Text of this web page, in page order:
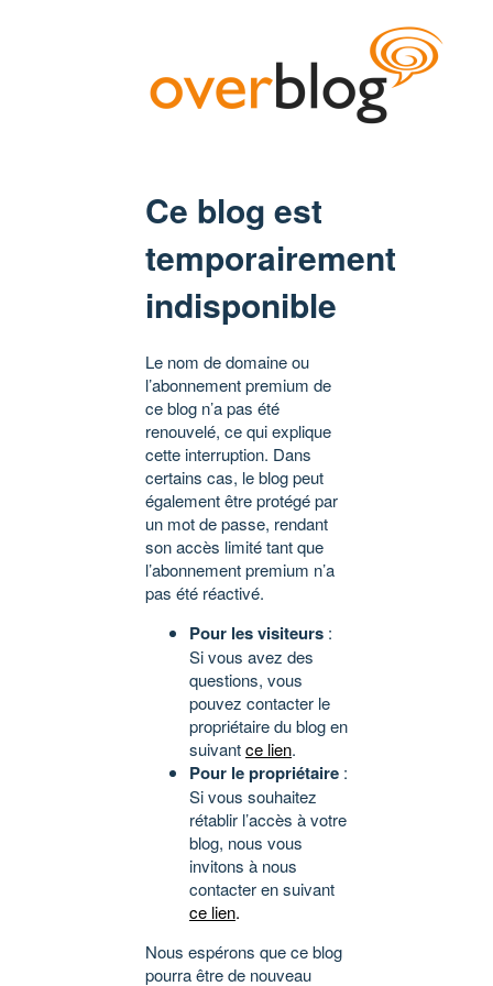
Ce blog est
temporairement
indisponible
Le nom de domaine ou
l’abonnement premium de
ce blog n’a pas été
renouvelé, ce qui explique
cette interruption. Dans
certains cas, le blog peut
également être protégé par
un mot de passe, rendant
son accès limité tant que
l’abonnement premium n’a
pas été réactivé.
Pour les visiteurs :
Si vous avez des
questions, vous
pouvez contacter le
propriétaire du blog en
suivantce lien.
Pour le propriétaire :
Si vous souhaitez
rétablir l’accès à votre
blog, nous vous
invitons à nous
contacter en suivant
ce lien.
Nous espérons que ce blog
pourra être de nouveau